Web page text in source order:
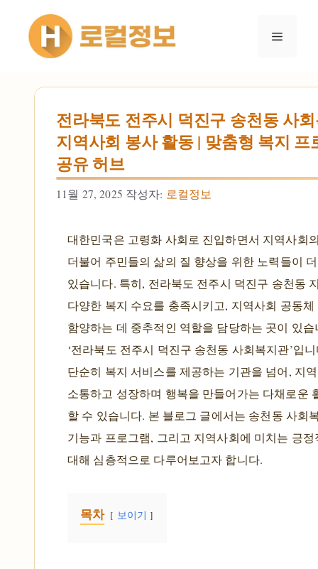
건너뛰기
메뉴
전라북도 전주시 덕진구 송천동 사
지역사회 봉사 활동 | 맞춤형 복지 프
공유 허브
11월 27, 2025 작성자: 로컬정보
대한민국은 고령화 사회로 진입하면서 지역사회
더불어 주민들의 삶의 질 향상을 위한 노력들이
있습니다. 특히, 전라북도 전주시 덕진구 송천동
다양한 복지 수요를 충족시키고, 지역사회 공동체
함양하는 데 중추적인 역할을 담당하는 곳이 있
‘전라북도 전주시 덕진구 송천동 사회복지관’입
단순히 복지 서비스를 제공하는 기관을 넘어, 지
소통하고 성장하며 행복을 만들어가는 다채로운
할 수 있습니다. 본 블로그 글에서는 송천동 사회
기능과 프로그램, 그리고 지역사회에 미치는 긍
대해 심층적으로 다루어보고자 합니다.
목차 보이기